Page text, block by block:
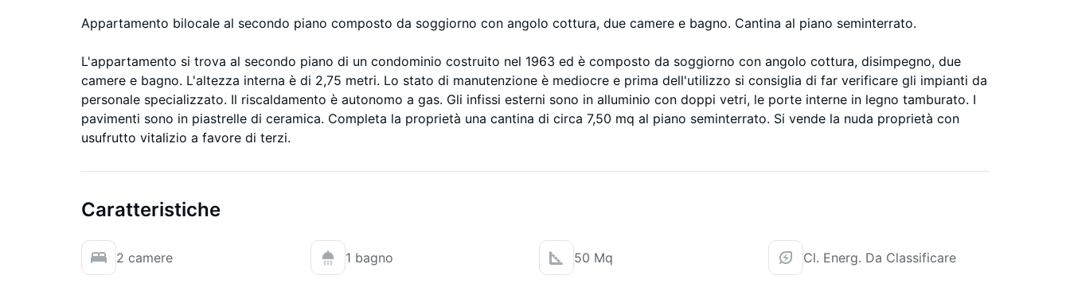
Appartamento bilocale al secondo piano composto da soggiorno con angolo cottura, due camere e bagno. Cantina al piano seminterrato.
L'appartamento si trova al secondo piano di un condominio costruito nel 1963 ed è composto da soggiorno con angolo cottura, disimpegno, due
camere e bagno. L'altezza interna è di 2,75 metri. Lo stato di manutenzione è mediocre e prima dell'utilizzo si consiglia di far verificare gli impianti da
personale specializzato. Il riscaldamento è autonomo a gas. Gli infissi esterni sono in alluminio con doppi vetri, le porte interne in legno tamburato. I
pavimenti sono in piastrelle di ceramica. Completa la proprietà una cantina di circa 7,50 mq al piano seminterrato. Si vende la nuda proprietà con
usufrutto vitalizio a favore di terzi.
Caratteristiche
2 camere 1 bagno 50 Mq Cl. Energ. Da Classificare